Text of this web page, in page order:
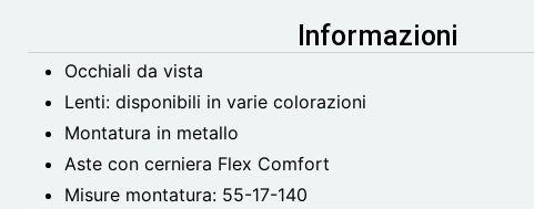
Informazioni
Occhiali da vista
Lenti: disponibili in varie colorazioni
Montatura in metallo
Aste con cerniera Flex Comfort
Misure montatura: 55-17-140